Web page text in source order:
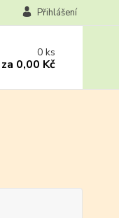
Přihlášení
0ks
za 0,00 Kč